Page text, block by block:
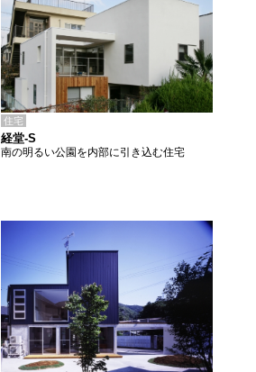
住宅
経堂-S
南の明るい公園を内部に引き込む住宅